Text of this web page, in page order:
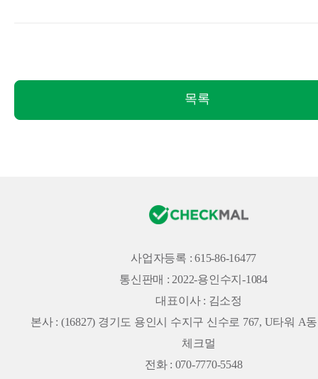
목록
사업자등록 : 615-86-16477
통신판매 : 2022-용인수지-1084
대표이사 : 김소정
본사 : (16827) 경기도 용인시 수지구 신수로 767, U타워 A
체크멀
전화 : 070-7770-5548